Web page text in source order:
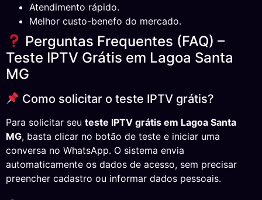
Atendimento rápido.
Melhor custo-benefo do mercado.
Perguntas Frequentes (FAQ) –
Teste IPTV Grátis em Lagoa Santa
MG
Como solicitar o teste IPTV grátis?
Para solicitar seu teste IPTV grátis em Lagoa Santa
MG, basta clicar no botão de teste e iniciar uma
conversa no WhatsApp. O sistema envia
automaticamente os dados de acesso, sem precisar
preencher cadastro ou informar dados pessoais.